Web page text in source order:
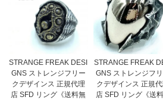
STRANGE FREAK DESI
GNS ストレンジフリー
クデザインス 正規代理
店 SFD リング《送料無
STRANGE FREAK
GNS ストレンジフ
クデザインス 正規
店 SFD リング《送